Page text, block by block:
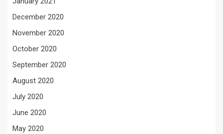
December 2020
November 2020
October 2020
September 2020
August 2020
July 2020
June 2020
May 2020